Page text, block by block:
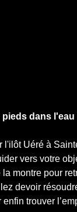
pieds dans l'eau
Uéré à
vers votre
montre pour
devoir
trouver